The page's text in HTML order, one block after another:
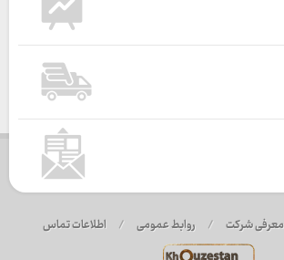
معرفی شرکت / روابط عمومی / اطلاعات تماس